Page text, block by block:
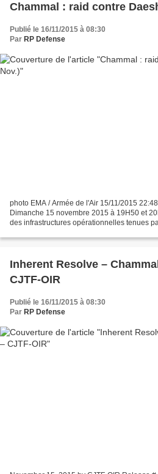
Chammal : raid contre
Publié le 16/11/2015 à 08:30
Par RP Defense
photo EMA / Armée de l'Air 15/11/2015
Dimanche 15 novembre 2015 à 19H50 et
des infrastructures opérationnelles tenues
Inherent Resolve –
CJTF-OIR
Publié le 16/11/2015 à 08:30
Par RP Defense